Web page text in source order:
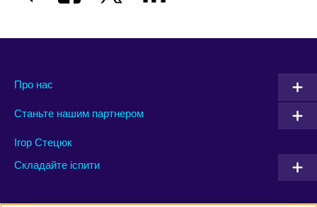
Про нас
Станьте нашим партнером
Ігор Стецюк
Складайте іспити